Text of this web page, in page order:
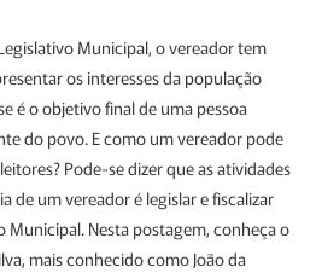
Municipal, o vereador tem
os interesses da população
é o objetivo final de uma pessoa
do povo. E como um vereador pode
Pode-se dizer que as atividades
de um vereador é legislar e fiscalizar
Municipal. Nesta postagem, conheça o
mais conhecido como João da